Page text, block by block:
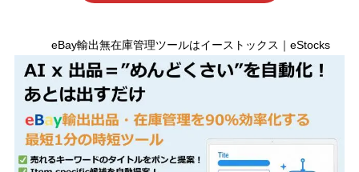
eBay輸出無在庫管理ツールはイーストックス｜eStocks